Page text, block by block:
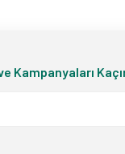
Kampanyaları